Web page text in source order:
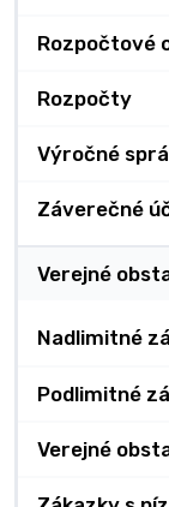
Rozpočtové
Rozpočty
Výročné
Záverečné
Verejné
Nadlimitné
Podlimitné
Verejné